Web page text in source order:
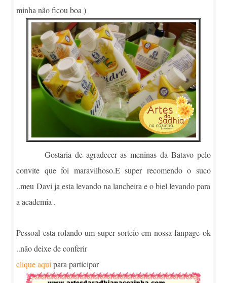
minha não ficou boa )
Gostaria de agradecer as meninas da Batavo pelo
convite que foi maravilhoso.E super recomendo o suco
..meu Davi ja esta levando na lancheira e o biel levando para
a academia .
Pessoal esta rolando um super sorteio em nossa fanpage ok
..não deixe de conferir
clique aqui para participar